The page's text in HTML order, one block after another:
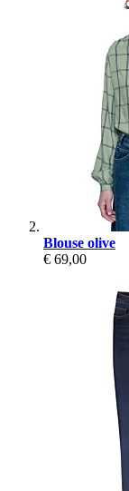
Blouse olive
€ 69,00